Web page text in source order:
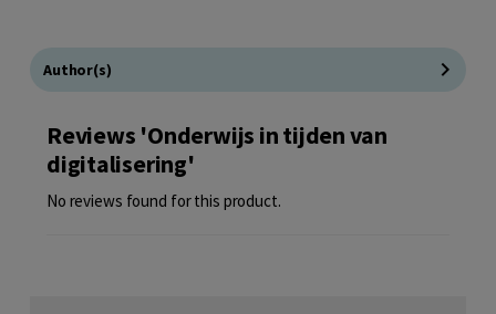
Author(s)
Reviews 'Onderwijs in tijden van
digitalisering'
No reviews found for this product.